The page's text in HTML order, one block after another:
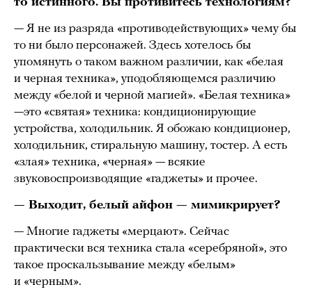
— Я не из разряда «противодействующих» чему бы
то ни было персонажей. Здесь хотелось бы
упомянуть о таком важном различии, как «белая
и черная техника», уподобляющемся различию
между «белой и черной магией». «Белая техника»
—это «святая» техника: кондиционирующие
устройства, холодильник. Я обожаю кондиционер,
холодильник, стиральную машину, тостер. А есть
«злая» техника, «черная» — всякие
звуковоспроизводящие «гаджеты» и прочее.
— Выходит, белый айфон — мимикрирует?
— Многие гаджеты «мерцают». Сейчас
практически вся техника стала «серебряной», это
такое проскальзывание между «белым»
и «черным».